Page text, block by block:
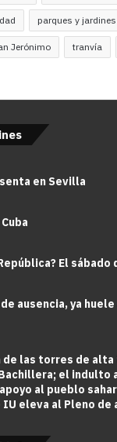
parques y jardines
Jerónimo tranvía
en Sevilla
El
ausencia, ya huele
de las torres de alta
el indulto
al pueblo
eleva al Pleno de